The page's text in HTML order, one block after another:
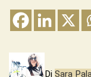
Di Sara